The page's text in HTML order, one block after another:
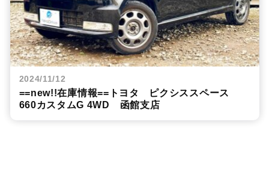
2024/11/12
==new!!在庫情報==トヨタ ピクシススペース
660カスタムG 4WD 函館支店